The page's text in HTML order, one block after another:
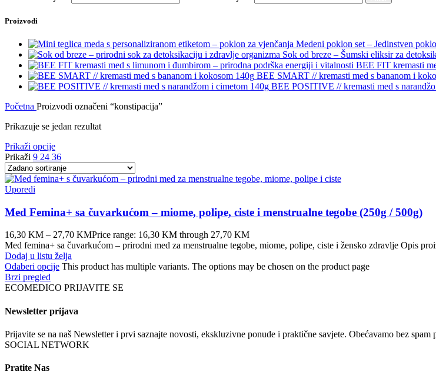
Proizvodi
Medeni poklon set – Jedinstven
Sok od breze – Šumski eliksir za
BEE FIT kremasti
BEE SMART // kremasti med s bananom i
BEE POSITIVE // kremasti med s
Početna Proizvodi označeni “konstipacija”
Prikazuje se jedan rezultat
Prikaži opcije
Prikaži 9 24 36
Uporedi
Med Femina+ sa čuvarkućom – miome, polipe, ciste i menstrualne tegobe (250g / 500g)
16,30 KM – 27,70 KMPrice range: 16,30 KM through 27,70 KM
Med femina+ sa čuvarkućom – prirodni med za menstrualne tegobe, miome, polipe, ciste i žensko zdravlje Opis
Dodaj u listu želja
Odaberi opcije This product has multiple variants. The options may be chosen on the product page
Brzi pregled
ECOMEDICO PRIJAVITE SE
Newsletter prijava
Prijavite se na naš Newsletter i prvi saznajte novosti, ekskluzivne ponude i praktične savjete. Obećavamo bez spam
SOCIAL NETWORK
Pratite Nas